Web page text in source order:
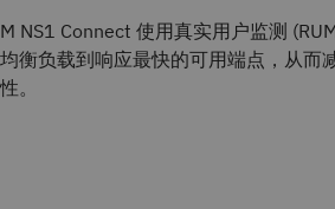
NS1 Connect 使用真实用户监测
衡负载到响应最快的可用端点，从而
。